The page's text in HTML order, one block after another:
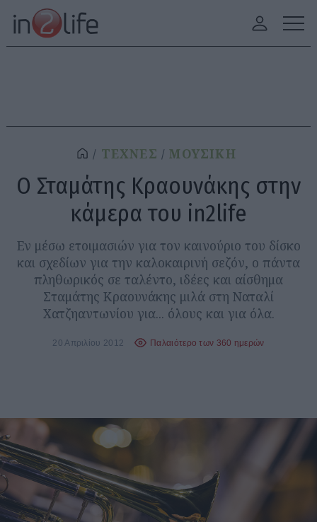
ΤΕΧΝΕΣ ΜΟΥΣΙΚΗ
Ο Σταμάτης Κραουνάκης στην
κάμερα του in2life
Εν μέσω ετοιμασιών για τον καινούριο του δίσκο
και σχεδίων για την καλοκαιρινή σεζόν, ο πάντα
πληθωρικός σε ταλέντο, ιδέες και αίσθημα
Σταμάτης Κραουνάκης μιλά στη Ναταλί
Χατζηαντωνίου για... όλους και για όλα.
20 Απριλίου 2012 Παλαιότερο των 360 ημερών